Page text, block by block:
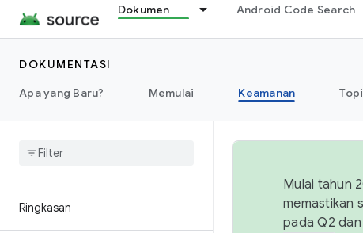
Dokumen Android Code Search
DOKUMENTASI
Apa yang Baru?
Memulai Keamanan
Ringkasan
Mulai tahun
memastikan
pada Q2